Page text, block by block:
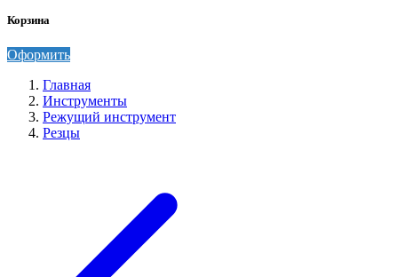
Корзина
Оформить
Главная
Инструменты
Режущий инструмент
Резцы